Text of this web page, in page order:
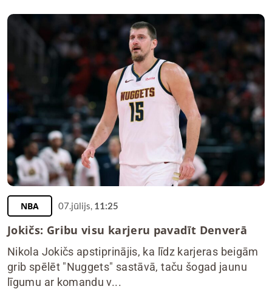
NBA 07.jūlijs, 11:25
Jokičs: Gribu visu karjeru pavadīt Denverā
Nikola Jokičs apstiprinājis, ka līdz karjeras beigām
grib spēlēt "Nuggets" sastāvā, taču šogad jaunu
līgumu ar komandu v...